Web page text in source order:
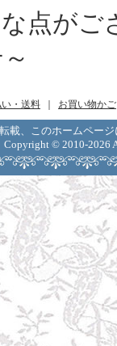
点が
い・送料 お買い物かご
載、このホームペー
Copyright © 2010-2026